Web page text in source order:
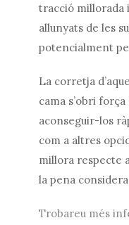
tracció millorada
allunyats de les
potencialment
La corretja
cama s’obri força
aconseguir-los
com a altres
millora respecte
la pena
Trobareu més